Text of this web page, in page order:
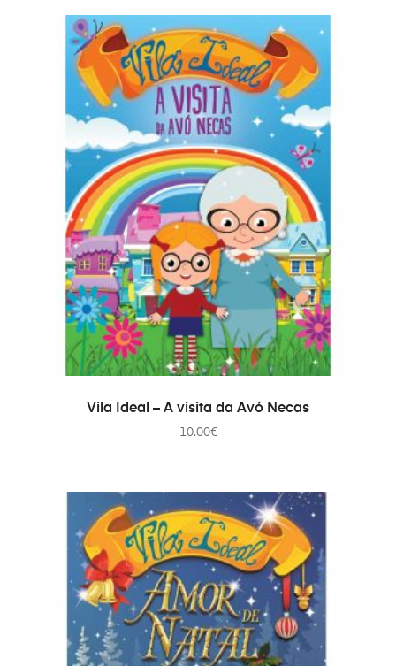
AJOUTER AU PANIER
Vila Ideal – A visita da Avó Necas
10.00€